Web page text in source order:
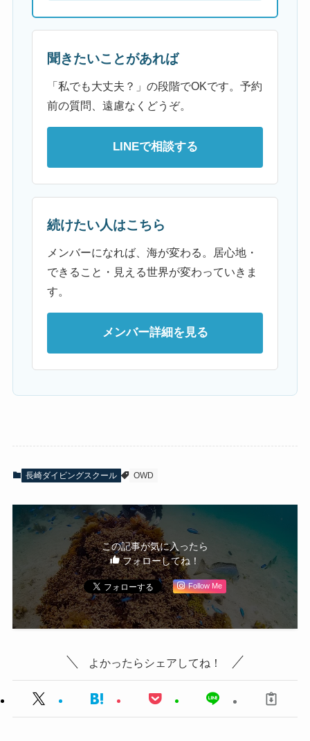
聞きたいことがあれば
「私でも大丈夫？」の段階でOKです。予約
前の質問、遠慮なくどうぞ。
LINEで相談する
続けたい人はこちら
メンバーになれば、海が変わる。居心地・
できること・見える世界が変わっていきま
す。
メンバー詳細を見る
長崎ダイビングスクール OWD
この記事が気に入ったら
フォローしてね！
Follow Me
よかったらシェアしてね！